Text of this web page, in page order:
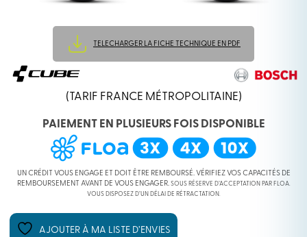
TELECHARGER LA FICHE TECHNIQUE EN PDF
(TARIF FRANCE MÉTROPOLITAINE)
PAIEMENT EN PLUSIEURS FOIS DISPONIBLE
UN CRÉDIT VOUS ENGAGE ET DOIT ÊTRE REMBOURSÉ. VÉRIFIEZ VOS CAPACITÉS DE
REMBOURSEMENT AVANT DE VOUS ENGAGER. SOUS RÉSERVE D’ACCEPTATION PAR FLOA.
VOUS DISPOSEZ D’UN DÉLAI DE RÉTRACTATION.
AJOUTER À MA LISTE D’ENVIES